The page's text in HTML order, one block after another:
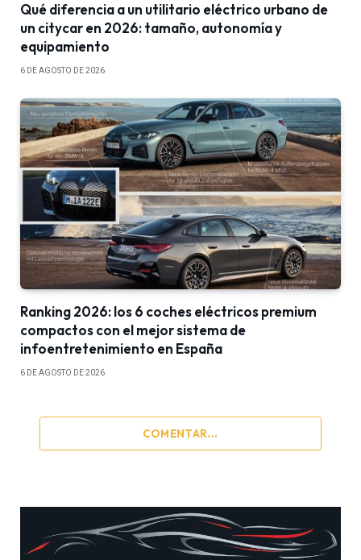
Qué diferencia a un utilitario eléctrico urbano de
un citycar en 2026: tamaño, autonomía y
equipamiento
6 DE AGOSTO DE 2026
Ranking 2026: los 6 coches eléctricos premium
compactos con el mejor sistema de
infoentretenimiento en España
6 DE AGOSTO DE 2026
COMENTAR...